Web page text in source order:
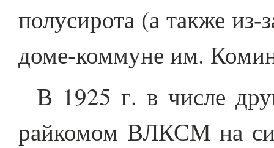
полусирота (а также
доме-коммуне им.
В 1925 г. в числе
райкомом ВЛКСМ на